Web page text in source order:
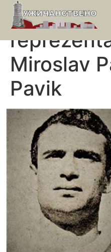
Državni
Miroslav
Pavik